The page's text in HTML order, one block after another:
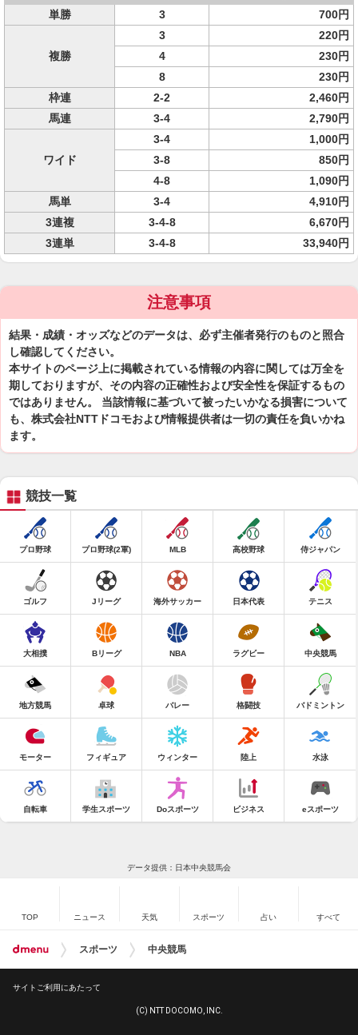
単勝 3 700円
複勝
3
220円
4
230円
8
230円
枠連
2-2
2,460円
馬連
3-4 2,790円
ワイド
3-4
1,000円
3-8
850円
4-8
1,090円
馬単
3-4
4,910円
3連複
3-4-8
6,670円
3連単
3-4-8 33,940円
注意事項
結果・成績・オッズなどのデータは、必ず主催者発行のものと照合
し確認してください。
本サイトのページ上に掲載されている情報の内容に関しては万全を
期しておりますが、その内容の正確性および安全性を保証するもの
ではありません。 当該情報に基づいて被ったいかなる損害について
も、株式会社NTTドコモおよび情報提供者は一切の責任を負いかね
ます。
競技一覧
プロ野球 プロ野球(2軍) MLB 高校野球 侍ジャパン
ゴルフ Jリーグ 海外サッカー 日本代表 テニス
大相撲 Bリーグ NBA ラグビー 中央競馬
地方競馬 卓球 バレー 格闘技 バドミントン
モーター フィギュア ウィンター 陸上 水泳
自転車 学生スポーツ Doスポーツ ビジネス eスポーツ
データ提供：日本中央競馬会
TOP ニュース 天気 スポーツ 占い すべて
スポーツ 中央競馬
サイトご利用にあたって
(C) NTT DOCOMO, INC.